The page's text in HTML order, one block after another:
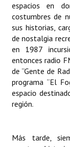
Entrega de
REFORMA DE
espacios en
costumbres de
sus historias,
de nostalgia
en 1987
entonces radio
de “Gente de
programa “El
espacio
región.
Más tarde,